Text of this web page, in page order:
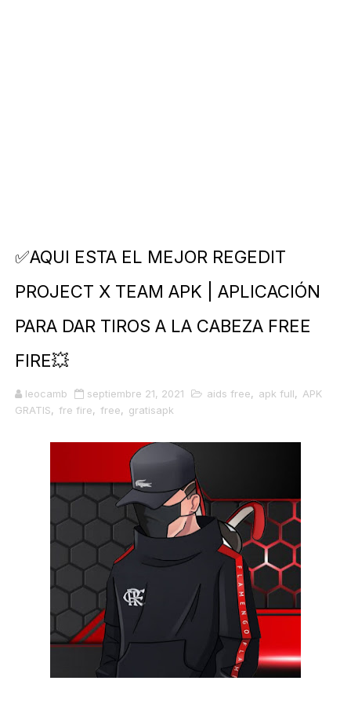
✅AQUI ESTA EL MEJOR REGEDIT
PROJECT X TEAM APK | APLICACIÓN
PARA DAR TIROS A LA CABEZA FREE
FIRE💥
leocamb septiembre 21, 2021 aids free, apk full, APK
GRATIS, fre fire, free, gratisapk